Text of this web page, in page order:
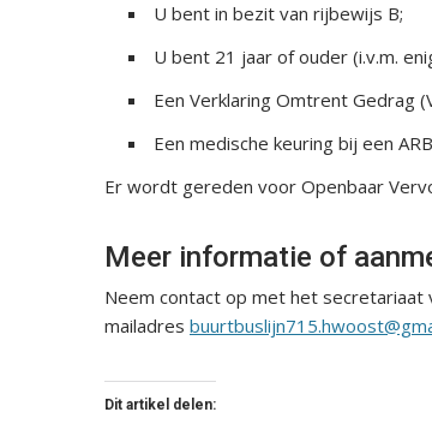
U bent in bezit van rijbewijs B;
U bent 21 jaar of ouder (i.v.m.
Een Verklaring Omtrent Gedrag
Een medische keuring bij een
Er wordt gereden voor Openbaar
Meer informatie of
Neem contact op met het secretariaat
mailadres
Dit artikel delen: